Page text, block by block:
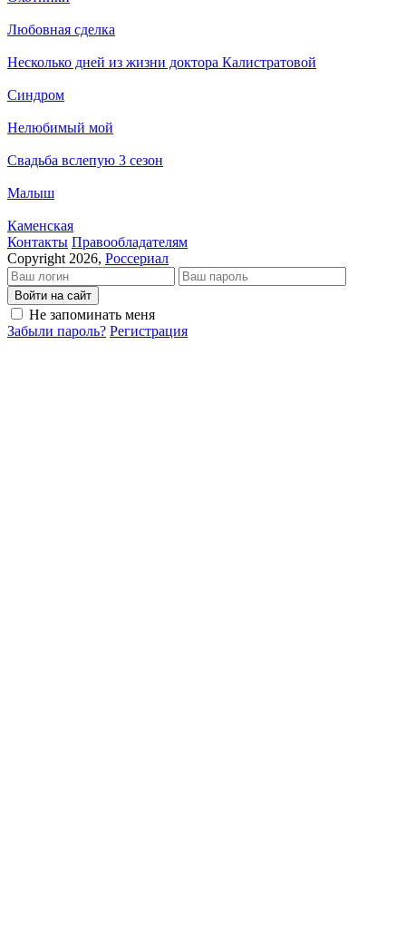
Любовная сделка
Несколько дней из жизни доктора Калистратовой
Синдром
Нелюбимый мой
Свадьба вслепую 3 сезон
Малыш
Каменская
Кон­так­ты Пра­во­об­ла­да­те­лям
Copyright 2026, Россериал
Войти на сайт
Не запоминать меня
Забыли пароль? Регистрация